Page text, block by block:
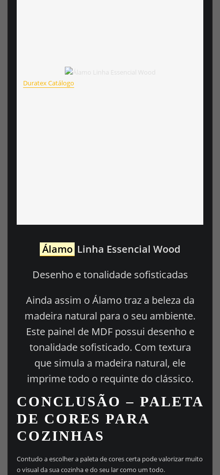
Duratex Catálogo
Álamo Linha Essencial Wood
Desenho e tonalidade sofisticadas
Ainda assim o Álamo traz a beleza da
madeira natural para o seu ambiente.
Este painel de MDF possui desenho e
tonalidade sofisticado. Com textura
que simula a madeira natural, ele
imprime todo o requinte do clássico.
CONCLUSÃO – PALETA
DE CORES PARA
COZINHAS
Contudo a escolher a paleta de cores certa pode valorizar muito
o visual da sua cozinha e do seu lar como um todo.